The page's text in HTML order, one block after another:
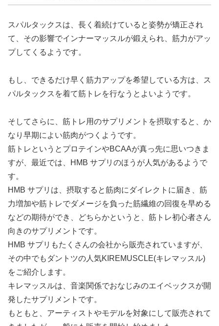
スパルタックスは、長く着続けていると姿勢が矯正され
て、その影響でインナーマッスルが鍛えられ、筋力がアッ
プしてくるようです。
もし、できるだけ早く筋力アップを希望している方は、ス
パルタックスを着て筋トレを行なうとよいようです。
そしてさらに、筋トレ用のサプリメントを摂取すると、か
なり早期によい筋肉がつくようです。
筋トレというとプロテインやBCAAが真っ先に思いつきま
すが、最近では、HMB サプリのほうが人気があるようで
す。
HMB サプリは、摂取すると筋肉にダイレクトに届き、筋
力増加や筋トレでダメージを負った筋繊維の回復を早める
などの期待ができ、どちらかというと、筋トレ初心者さん
向きのサプリメントです。
HMB サプリもたくさんの会社から販売されていますが、
その中でもダントツの人気KIREMUSCLE(キレマッスル)
をご紹介します。
キレマッスルは、音楽関係でおなじみのエイベックスが開
発したサプリメントです。
もともと、アーティストやモデルを対象にして販売されて